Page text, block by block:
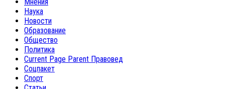
Наука
Новости
Образование
Общество
Политика
Current Page Parent Правовед
Соцпакет
Спорт